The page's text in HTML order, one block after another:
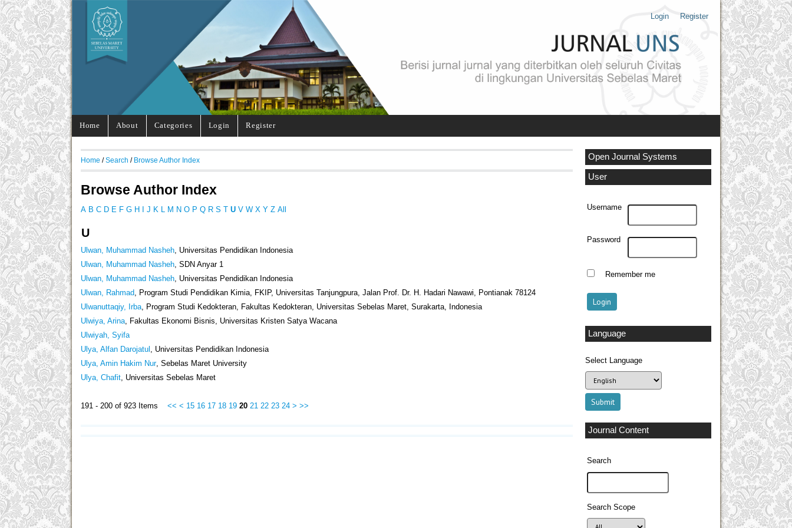
Login Register
Home About Categories Login Register
Open Journal Systems
User
Username
Password
Remember me
Language
Select Language
Journal Content
Search
Search Scope
Home / Search / Browse Author Index
Browse Author Index
A B C D E F G H I J K L M N O P Q R S T U V W X Y Z All
U
Ulwan, Muhammad Nasheh, Universitas Pendidikan Indonesia
Ulwan, Muhammad Nasheh, SDN Anyar 1
Ulwan, Muhammad Nasheh, Universitas Pendidikan Indonesia
Ulwan, Rahmad, Program Studi Pendidikan Kimia, FKIP, Universitas Tanjungpura, Jalan Prof. Dr. H. Hadari Nawawi, Pontianak 78124
Ulwanuttaqiy, Irba, Program Studi Kedokteran, Fakultas Kedokteran, Universitas Sebelas Maret, Surakarta, Indonesia
Ulwiya, Arina, Fakultas Ekonomi Bisnis, Universitas Kristen Satya Wacana
Ulwiyah, Syifa
Ulya, Alfan Darojatul , Universitas Pendidikan Indonesia
Ulya, Amin Hakim Nur, Sebelas Maret University
Ulya, Chafit, Universitas Sebelas Maret
191 - 200 of 923 Items << < 15 16 17 18 19 20 21 22 23 24 > >>